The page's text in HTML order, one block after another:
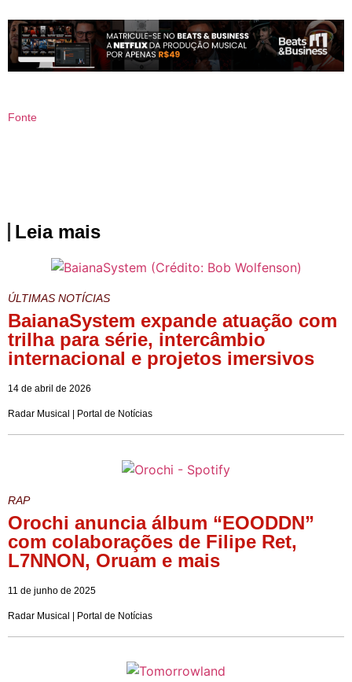
Fonte
Leia mais
ÚLTIMAS NOTÍCIAS
BaianaSystem expande atuação com
trilha para série, intercâmbio
internacional e projetos imersivos
14 de abril de 2026
Radar Musical | Portal de Notícias
RAP
Orochi anuncia álbum “EOODDN”
com colaborações de Filipe Ret,
L7NNON, Oruam e mais
11 de junho de 2025
Radar Musical | Portal de Notícias